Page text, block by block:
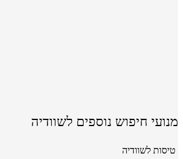
מנועי חיפוש נוספים לשוודיה
טיסות לשוודיה